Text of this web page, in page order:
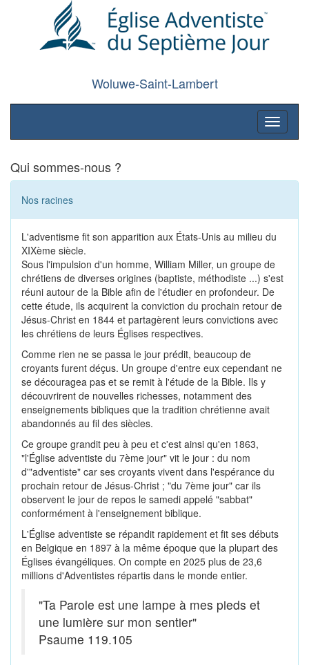
Woluwe-Saint-Lambert
Toggle
Qui sommes-nous ?
Nos racines
L'adventisme fit son apparition aux États-Unis au milieu du
XIXème siècle.
Sous l'impulsion d'un homme, William Miller, un groupe de
chrétiens de diverses origines (baptiste, méthodiste ...) s'est
réuni autour de la Bible afin de l'étudier en profondeur. De
cette étude, ils acquirent la conviction du prochain retour de
Jésus-Christ en 1844 et partagèrent leurs convictions avec
les chrétiens de leurs Églises respectives.
Comme rien ne se passa le jour prédit, beaucoup de
croyants furent déçus. Un groupe d'entre eux cependant ne
se découragea pas et se remit à l'étude de la Bible. Ils y
découvrirent de nouvelles richesses, notamment des
enseignements bibliques que la tradition chrétienne avait
abandonnés au fil des siècles.
Ce groupe grandit peu à peu et c'est ainsi qu'en 1863,
"l'Église adventiste du 7ème jour" vit le jour : du nom
d'"adventiste" car ses croyants vivent dans l'espérance du
prochain retour de Jésus-Christ ; "du 7ème jour" car ils
observent le jour de repos le samedi appelé "sabbat"
conformément à l'enseignement biblique.
L'Église adventiste se répandit rapidement et fit ses débuts
en Belgique en 1897 à la même époque que la plupart des
Églises évangéliques. On compte en 2025 plus de 23,6
millions d'Adventistes répartis dans le monde entier.
"Ta Parole est une lampe à mes pieds et
une lumière sur mon sentier"
Psaume 119.105